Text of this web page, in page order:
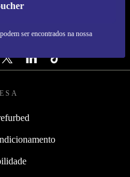
ser encontrados na nossa
- RETHINK NEW.
NOS